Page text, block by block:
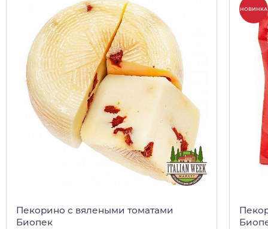
Пекорино с вялеными томатами
Биопек
НОВИНКА